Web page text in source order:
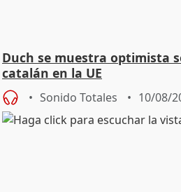
Duch se muestra optimista
catalán en la UE
Sonido Totales 10/08/